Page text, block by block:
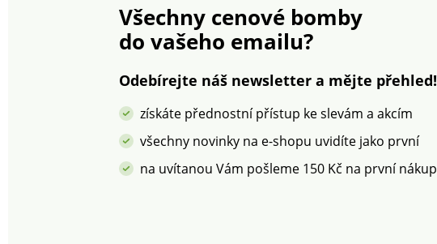
ulevují ramenům. Pružný
zadní díl. Vzadu háčkové
zapínání. Pružný zadní díl
v pračce.
Všechny cenové bomby
do vašeho emailu?
Odebírejte náš newsletter a mějte přehled!
získáte přednostní přístup ke slevám a akcím
všechny novinky na e-shopu uvidíte jako první
na uvítanou Vám pošleme 150 Kč na první nákup